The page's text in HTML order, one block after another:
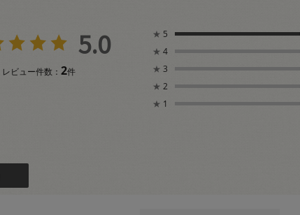
5.0
レビュー件数： 2件
★ 5
★ 4
★ 3
★ 2
★ 1